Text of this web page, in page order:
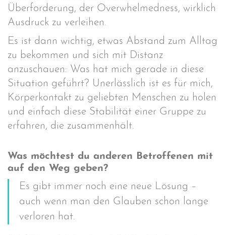
Überforderung, der Overwhelmedness, wirklich
Ausdruck zu verleihen.
Es ist dann wichtig, etwas Abstand zum Alltag
zu bekommen und sich mit Distanz
anzuschauen: Was hat mich gerade in diese
Situation geführt? Unerlässlich ist es für mich,
Körperkontakt zu geliebten Menschen zu holen
und einfach diese Stabilität einer Gruppe zu
erfahren, die zusammenhält.
Was möchtest du anderen Betroffenen mit
auf den Weg geben?
Es gibt immer noch eine neue Lösung –
auch wenn man den Glauben schon lange
verloren hat.